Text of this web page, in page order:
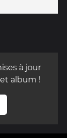
à jour
album !